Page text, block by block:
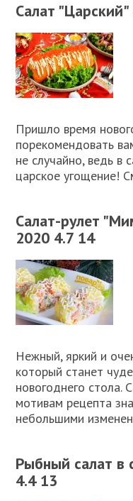
Салат
Пришло время
порекомендовать
не случайно, ведь в
царское угощение!
Салат-рулет
2020 4.7 14
Нежный, яркий и
который станет
новогоднего стола.
мотивам рецепта
небольшими
Рыбный салат в
4.4 13